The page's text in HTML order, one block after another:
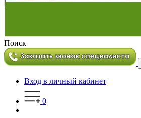
Поиск
Вход в личный кабинет
0